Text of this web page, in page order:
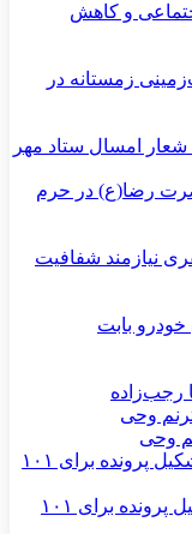
و کاهش
زمستانه در
شعار امسال ستاد مهر
رضا(ع) در حرم
نیازمند شفافیت
خودرو بابت
رجب‌زاده
وحی
دریافت وجه در ثبت‌نام مدارس ممنوع/ تشکیل پرونده برای ۱۰۱